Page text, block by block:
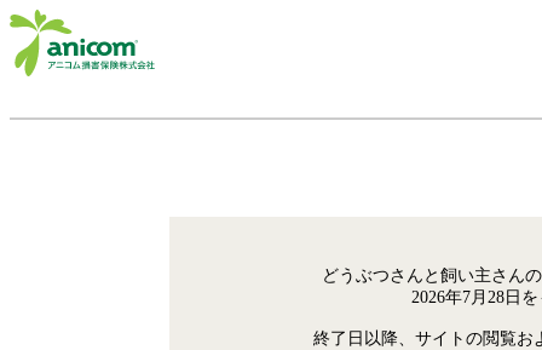
どうぶつさんと飼い主さん
2026年7月28日
終了日以降、サイトの閲覧お